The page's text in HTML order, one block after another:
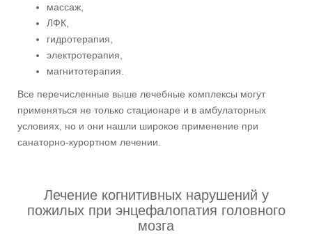
массаж,
ЛФК,
гидротерапия,
электротерапия,
магнитотерапия.
Все перечисленные выше лечебные комплексы могут
применяться не только стационаре и в амбулаторных
условиях, но и они нашли широкое применение при
санаторно-курортном лечении.
Лечение когнитивных нарушений у
пожилых при энцефалопатия головного
мозга